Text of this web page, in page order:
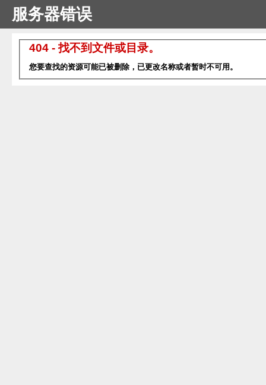
服务器错误
404 - 找不到文件或目录。
您要查找的资源可能已被删除，已更改名称或者暂时不可用。